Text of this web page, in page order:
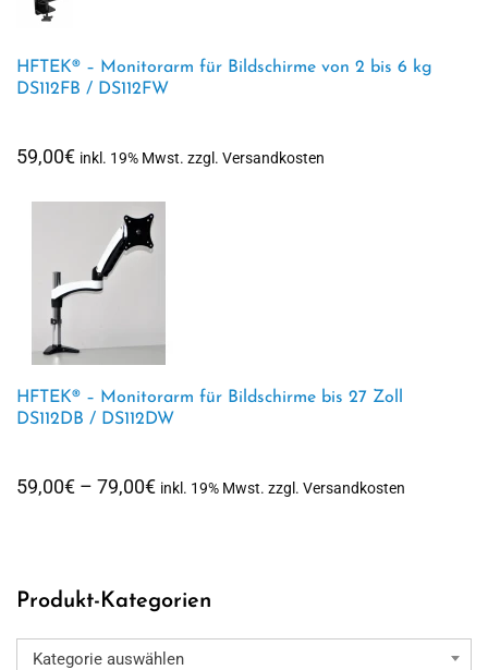
HFTEK® – Monitorarm für Bildschirme von 2 bis 6 kg
DS112FB / DS112FW
59,00€ inkl. 19% Mwst. zzgl. Versandkosten
HFTEK® – Monitorarm für Bildschirme bis 27 Zoll
DS112DB / DS112DW
59,00€ – 79,00€Preisspanne:
inkl. 19% Mwst. zzgl. Versandkosten
Produkt-Kategorien
Kategorie auswählen